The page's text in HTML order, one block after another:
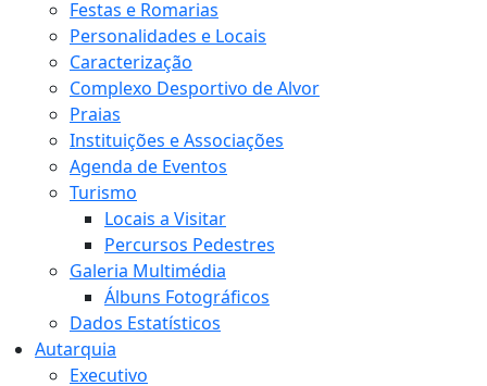
Festas e Romarias
Personalidades e Locais
Caracterização
Complexo Desportivo de Alvor
Praias
Instituições e Associações
Agenda de Eventos
Turismo
Locais a Visitar
Percursos Pedestres
Galeria Multimédia
Álbuns Fotográficos
Dados Estatísticos
Autarquia
Executivo